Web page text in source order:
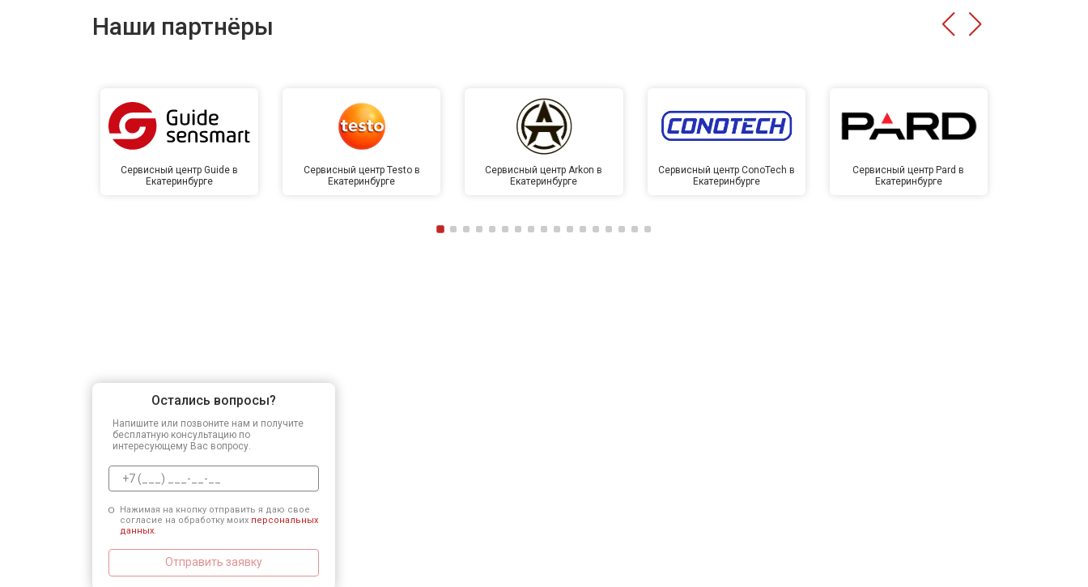
Наши партнёры
Сервисный центр Guide в
Екатеринбурге
Сервисный центр Testo в
Екатеринбурге
Сервисный центр Arkon в
Екатеринбурге
Сервисный центр ConoTech в
Екатеринбурге
Сервисный центр Pard в
Екатеринбурге
Остались вопросы?
Напишите или позвоните нам и получите
бесплатную консультацию по
интересующему Вас вопросу.
Нажимая на кнопку отправить я даю свое
согласие на обработку моих персональных
данных.
Отправить заявку